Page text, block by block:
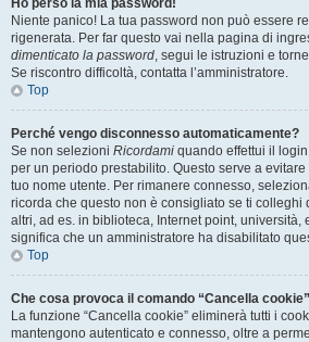
Ho perso la mia password!
Niente panico! La tua password non può essere
rigenerata. Per far questo vai nella pagina di
dimenticato la password, segui le istruzioni e
Se riscontro difficoltà, contatta l’amministratore.
Top
Perché vengo disconnesso automaticamente?
Se non selezioni Ricordami quando effettui il
per un periodo prestabilito. Questo serve a
tuo nome utente. Per rimanere connesso,
ricorda che questo non è consigliato se ti colleghi
altri, ad es. in biblioteca, Internet point, università,
significa che un amministratore ha disabilitato
Top
Che cosa provoca il comando “Cancella
La funzione “Cancella cookie” eliminerà tutti i
mantengono autenticato e connesso, oltre a